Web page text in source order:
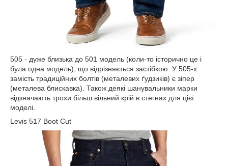
505 - дуже близька до 501 модель (коли-то історично це і
була одна модель), що відрізняється застібкою. У 505-х
замість традиційних болтів (металевих ґудзиків) є зіпер
(металева блискавка). Також деякі шанувальники марки
відзначають трохи більш вільний крій в стегнах для цієї
моделі.
Levis 517 Boot Cut